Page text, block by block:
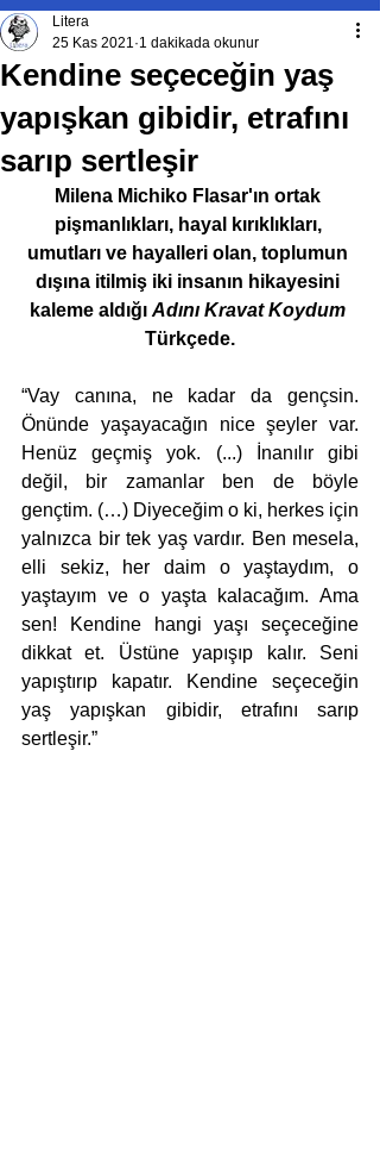
Kendine seçeceğin yaş
yapışkan gibidir, etrafını
sarıp sertleşir
Litera
25 Kas 2021 1 dakikada okunur
Milena Michiko Flasar'ın ortak
pişmanlıkları, hayal kırıklıkları,
umutları ve hayalleri olan, toplumun
dışına itilmiş iki insanın hikayesini
kaleme aldığı Adını Kravat Koydum
Türkçede.
“Vay canına, ne kadar da gençsin.
Önünde yaşayacağın nice şeyler var.
Henüz geçmiş yok. (...) İnanılır gibi
değil, bir zamanlar ben de böyle
gençtim. (…) Diyeceğim o ki, herkes için
yalnızca bir tek yaş vardır. Ben mesela,
elli sekiz, her daim o yaştaydım, o
yaştayım ve o yaşta kalacağım. Ama
sen! Kendine hangi yaşı seçeceğine
dikkat et. Üstüne yapışıp kalır. Seni
yapıştırıp kapatır. Kendine seçeceğin
yaş yapışkan gibidir, etrafını sarıp
sertleşir.”